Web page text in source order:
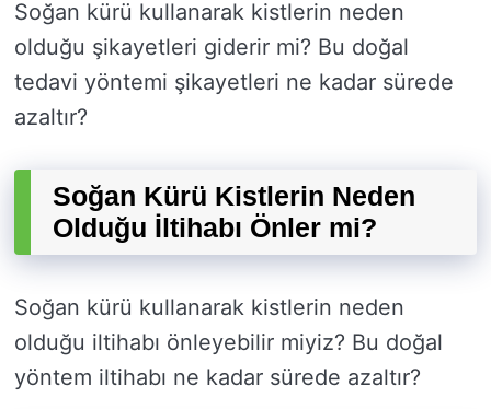
Soğan kürü kullanarak kistlerin neden
olduğu şikayetleri giderir mi? Bu doğal
tedavi yöntemi şikayetleri ne kadar sürede
azaltır?
Soğan Kürü Kistlerin Neden
Olduğu İltihabı Önler mi?
Soğan kürü kullanarak kistlerin neden
olduğu iltihabı önleyebilir miyiz? Bu doğal
yöntem iltihabı ne kadar sürede azaltır?